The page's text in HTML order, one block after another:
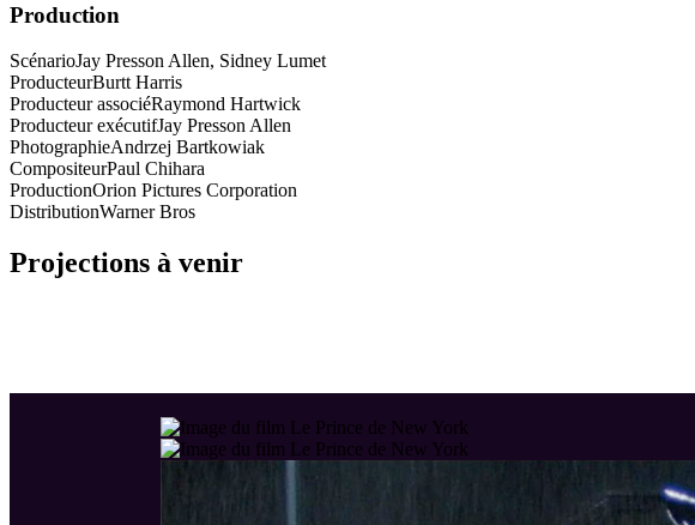
Production
ScénarioJay Presson Allen, Sidney Lumet
ProducteurBurtt Harris
Producteur associéRaymond Hartwick
Producteur exécutifJay Presson Allen
PhotographieAndrzej Bartkowiak
CompositeurPaul Chihara
ProductionOrion Pictures Corporation
DistributionWarner Bros
Projections à venir